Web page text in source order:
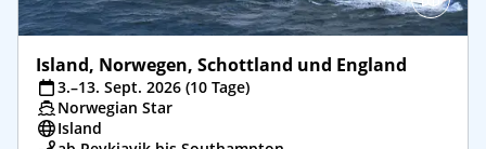
Island, Norwegen, Schottland und England
3.–13. Sept. 2026 (10 Tage)
Norwegian Star
Island